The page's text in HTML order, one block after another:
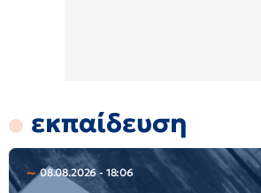
εκπαίδευση
08.08.2026 - 18:06